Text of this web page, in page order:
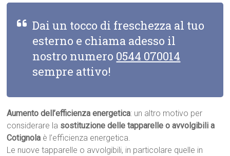
Dai un tocco di freschezza al tuo
esterno e chiama adesso il
nostro numero 0544 070014
sempre attivo!
Aumento dell’efficienza energetica: un altro motivo per
considerare la sostituzione delle tapparelle o avvolgibili a
Cotignola è l’efficienza energetica.
Le nuove tapparelle o avvolgibili, in particolare quelle in